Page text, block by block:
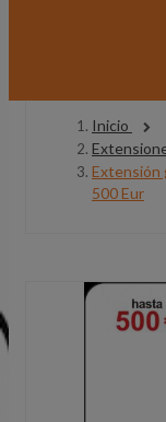
Inicio
Extensión
500 Eur